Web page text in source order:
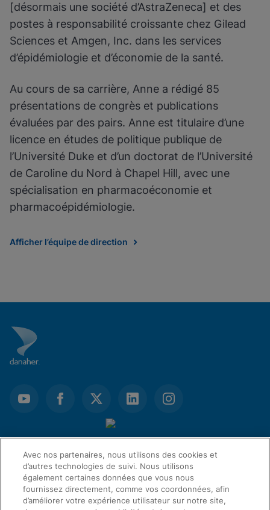
[désormais une société d’AstraZeneca] et des
postes à responsabilité croissante chez Gilead
Sciences et Amgen, Inc. dans les services
d’épidémiologie et d’économie de la santé.
Au cours de sa carrière, Anne a rédigé 85
présentations de congrès et publications
évaluées par des pairs. Anne est titulaire d’une
licence en études de politique publique de
l’Université Duke et d’un doctorat de l’Université
de Caroline du Nord à Chapel Hill, avec une
spécialisation en pharmacoéconomie et
pharmacoépidémiologie.
Afficher l’équipe de direction
Avec nos partenaires, nous utilisons des cookies et
d’autres technologies de suivi. Nous utilisons
également certaines données que vous nous
fournissez directement, comme vos coordonnées, afin
d’améliorer votre expérience utilisateur sur notre site,